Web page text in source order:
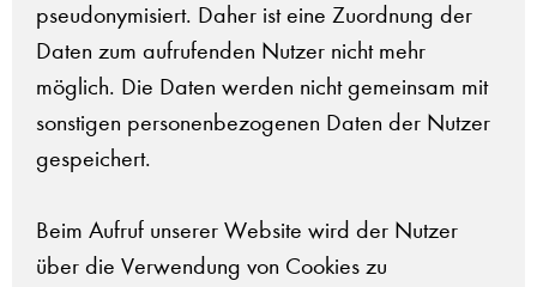
pseudonymisiert. Daher ist eine Zuordnung der
Daten zum aufrufenden Nutzer nicht mehr
möglich. Die Daten werden nicht gemeinsam mit
sonstigen personenbezogenen Daten der Nutzer
gespeichert.
Beim Aufruf unserer Website wird der Nutzer
über die Verwendung von Cookies zu